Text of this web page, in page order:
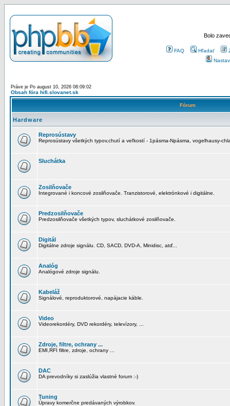
Bolo
FAQ Hľadať
Práve je Po august 10, 2026 08:09:02
Obsah fóra hifi.slovanet.sk
Fórum
Hardware
Reprosústavy
Reprosústavy všetkých typov,chutí a veľkostí - 1pásma-Npásma, vogelhausy-
Sluchátka
Zosilňovače
Integrované i koncové zosilňovače. Tranzistorové, elektrónkové i digitálne.
Predzosilňovače
Predzosilňovače všetkých typov, sluchátkové zosilňovače.
Digitál
Digitálne zdroje signálu. CD, SACD, DVD-A, Minidisc, atď...
Analóg
Analógové zdroje signálu.
Kabeláž
Signálové, reproduktorové, napájacie káble.
Video
Videorekordéry, DVD rekordéry, televízory, ...
Zdroje, filtre, ochrany ...
EMI,RFI filtre, zdroje, ochrany ...
DAC
DA prevodníky si zaslúžia vlastné forum :-)
Tuning
Úpravy komerčne predávaných výrobkov.